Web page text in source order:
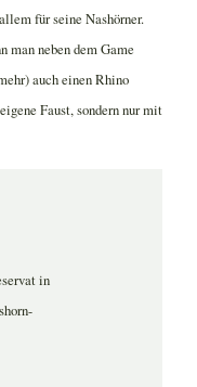
für seine Nashörner.
man neben dem Game
auch einen Rhino
Faust, sondern nur mit
in